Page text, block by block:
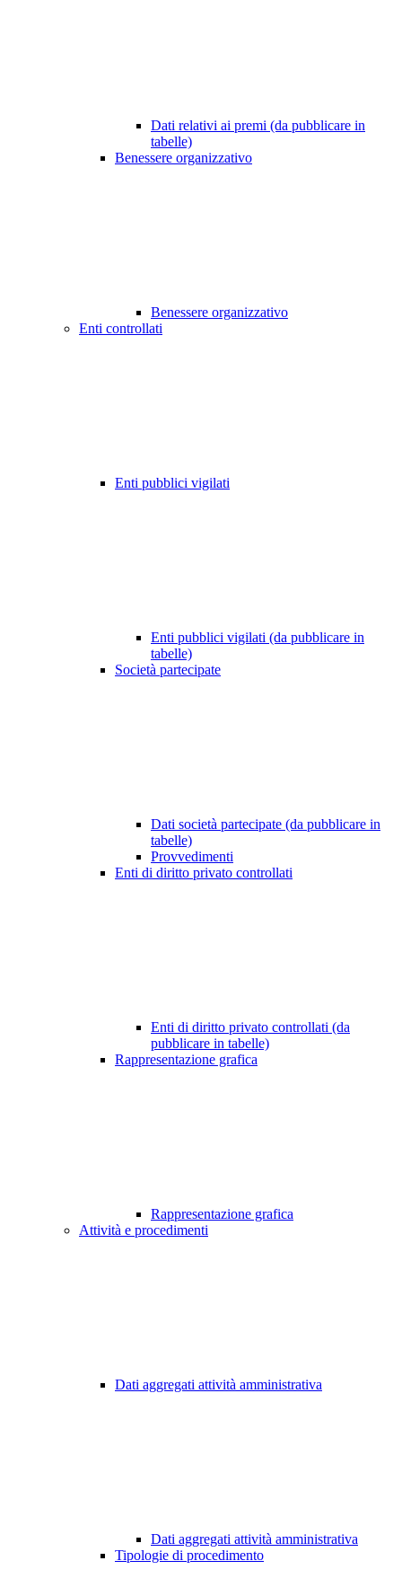
Dati relativi ai premi (da pubblicare in
tabelle)
Benessere organizzativo
Benessere organizzativo
Enti controllati
Enti pubblici vigilati
Enti pubblici vigilati (da pubblicare in
tabelle)
Società partecipate
Dati società partecipate (da pubblicare in
tabelle)
Provvedimenti
Enti di diritto privato controllati
Enti di diritto privato controllati (da
pubblicare in tabelle)
Rappresentazione grafica
Rappresentazione grafica
Attività e procedimenti
Dati aggregati attività amministrativa
Dati aggregati attività amministrativa
Tipologie di procedimento